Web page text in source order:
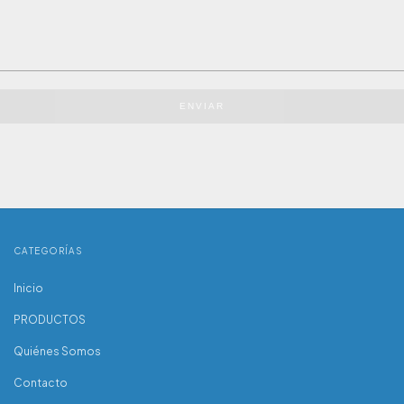
ENVIAR
CATEGORÍAS
Inicio
PRODUCTOS
Quiénes Somos
Contacto